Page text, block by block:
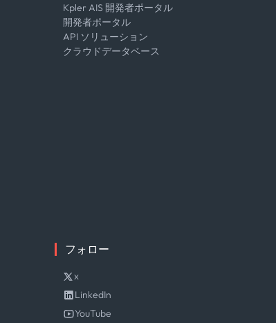
Kpler AIS 開発者ポータル
開発者ポータル
API ソリューション
クラウドデータベース
フォロー
x
LinkedIn
YouTube